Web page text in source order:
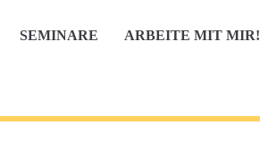
SEMINARE ARBEITE MIT MIR!